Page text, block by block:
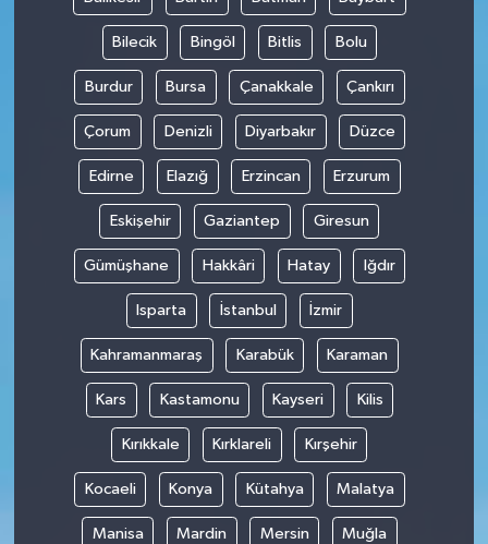
Bilecik Bingöl Bitlis Bolu
Burdur Bursa Çanakkale Çankırı
Çorum Denizli Diyarbakır Düzce
Edirne Elazığ Erzincan Erzurum
Eskişehir Gaziantep Giresun
Gümüşhane Hakkâri Hatay Iğdır
Isparta İstanbul İzmir
Kahramanmaraş Karabük Karaman
Kars Kastamonu Kayseri Kilis
Kırıkkale Kırklareli Kırşehir
Kocaeli Konya Kütahya Malatya
Manisa Mardin Mersin Muğla